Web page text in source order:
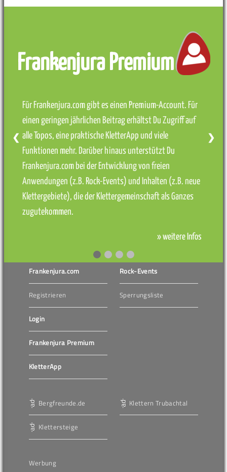
Frankenjura Premium
Für Frankenjura.com gibt es einen Premium-Account. Für
einen geringen jährlichen Beitrag erhältst Du Zugriff auf
alle Topos, eine praktische KletterApp und viele
Funktionen mehr. Darüber hinaus unterstützt Du
Frankenjura.com bei der Entwicklung von freien
Anwendungen (z.B. Rock-Events) und Inhalten (z.B. neue
Klettergebiete), die der Klettergemeinschaft als Ganzes
zugutekommen.
» weitere Infos
❮ ❯
Frankenjura.com
Registrieren
Login
Frankenjura Premium
KletterApp
Rock-Events
Sperrungsliste
Bergfreunde.de
Klettersteige
Klettern Trubachtal
Werbung